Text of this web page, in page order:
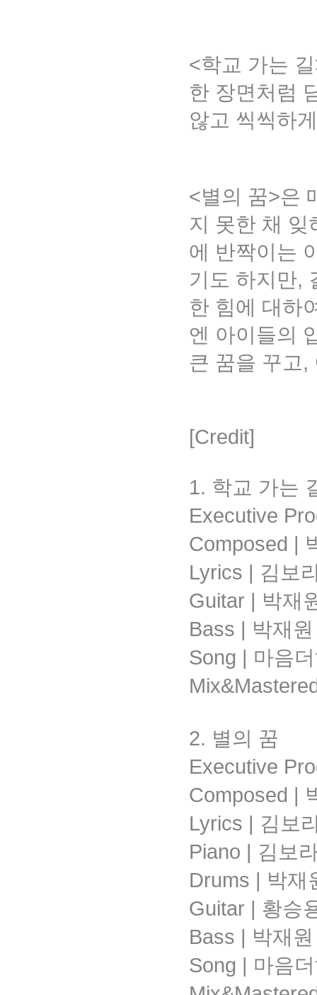
<학교 가는
한 장면처럼
않고 씩씩하
<별의 꿈>은
지 못한 채 잊
에 반짝이는
기도 하지만,
한 힘에 대하
엔 아이들의
큰 꿈을 꾸고,
[Credit]
1. 학교 가는
Executive
Composed |
Lyrics | 김보
Guitar | 박재
Bass | 박재원
Song | 마음
2. 별의 꿈
Executive
Composed |
Lyrics | 김보
Piano | 김보
Drums | 박재
Guitar | 황승
Bass | 박재원
Song | 마음